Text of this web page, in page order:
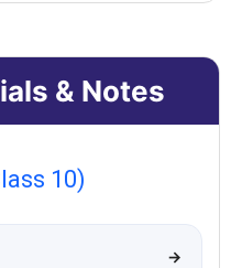
& Notes
10)
→